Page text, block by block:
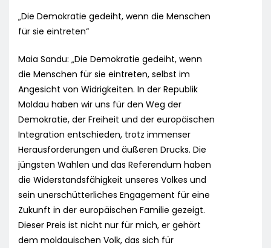
„Die Demokratie gedeiht, wenn die Menschen
für sie eintreten“
Maia Sandu: „Die Demokratie gedeiht, wenn
die Menschen für sie eintreten, selbst im
Angesicht von Widrigkeiten. In der Republik
Moldau haben wir uns für den Weg der
Demokratie, der Freiheit und der europäischen
Integration entschieden, trotz immenser
Herausforderungen und äußeren Drucks. Die
jüngsten Wahlen und das Referendum haben
die Widerstandsfähigkeit unseres Volkes und
sein unerschütterliches Engagement für eine
Zukunft in der europäischen Familie gezeigt.
Dieser Preis ist nicht nur für mich, er gehört
dem moldauischen Volk, das sich für